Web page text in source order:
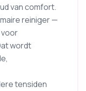
van comfort.
reiniger —
wordt
tensiden